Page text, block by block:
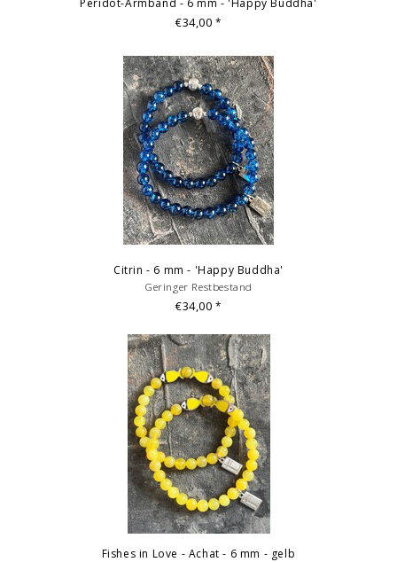
Peridot-Armband - 6 mm - 'Happy Buddha'
€34,00*
Citrin - 6 mm - 'Happy Buddha'
Geringer Restbestand
€34,00*
Fishes in Love - Achat - 6 mm - gelb